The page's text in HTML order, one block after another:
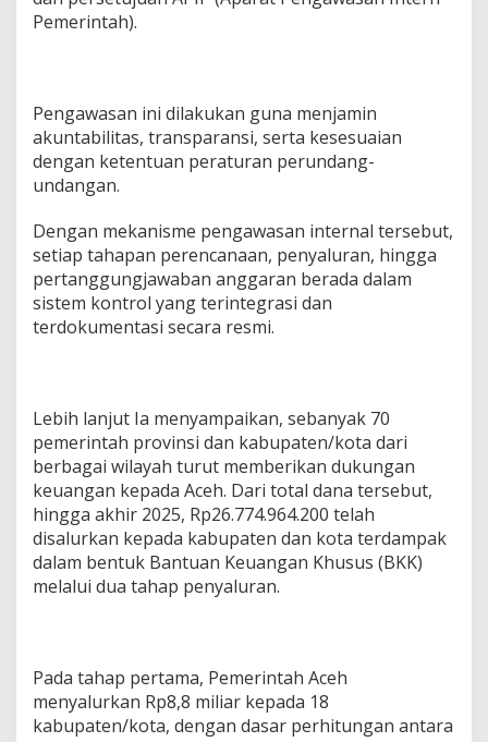
Pemerintah).
Pengawasan ini dilakukan guna menjamin
akuntabilitas, transparansi, serta kesesuaian
dengan ketentuan peraturan perundang-
undangan.
Dengan mekanisme pengawasan internal tersebut,
setiap tahapan perencanaan, penyaluran, hingga
pertanggungjawaban anggaran berada dalam
sistem kontrol yang terintegrasi dan
terdokumentasi secara resmi.
Lebih lanjut Ia menyampaikan, sebanyak 70
pemerintah provinsi dan kabupaten/kota dari
berbagai wilayah turut memberikan dukungan
keuangan kepada Aceh. Dari total dana tersebut,
hingga akhir 2025, Rp26.774.964.200 telah
disalurkan kepada kabupaten dan kota terdampak
dalam bentuk Bantuan Keuangan Khusus (BKK)
melalui dua tahap penyaluran.
Pada tahap pertama, Pemerintah Aceh
menyalurkan Rp8,8 miliar kepada 18
kabupaten/kota, dengan dasar perhitungan antara